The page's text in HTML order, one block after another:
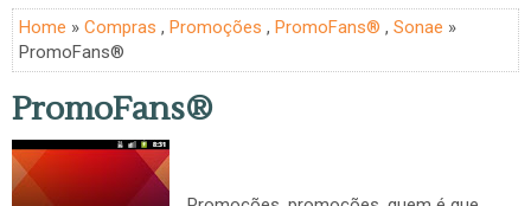
Home » Compras , Promoções , PromoFans® , Sonae »
PromoFans®
PromoFans®